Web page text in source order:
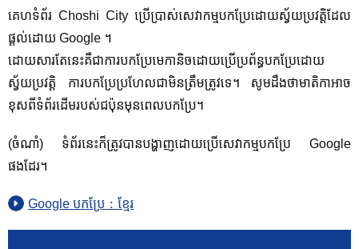
គេហទំព័រ Choshi City ប្រើប្រាស់សេវាកម្មបកប្រែដោយស្វ័យប្រវត្តិដែល
ផ្តល់ដោយ Google ។
ដោយសារតែនេះគឺជាការបកប្រែមេកានិចដោយប្រើប្រព័ន្ធបកប្រែដោយ
ស្វ័យប្រវត្តិ ការបកប្រែប្រហែលជាមិនត្រឹមត្រូវទេ។ សូម​ដឹង​ថា​មាតិកា​អាច​
ខុស​ពី​ទំព័រ​ដើម​របស់​ជប៉ុន​មុន​ពេល​បក​ប្រែ។
(ចំណាំ) ទំព័រនេះក៏ត្រូវបានបង្ហាញដោយប្រើសេវាកម្មបកប្រែ Google
ផងដែរ។
Google បកប្រែ：ខ្មែរ